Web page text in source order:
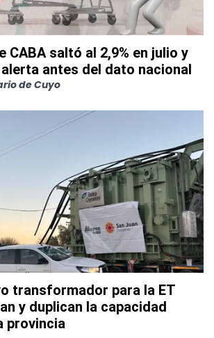
CABA saltó al 2,9% en julio y
antes del dato nacional
de Cuyo
transformador para la ET
y duplican la capacidad
provincia